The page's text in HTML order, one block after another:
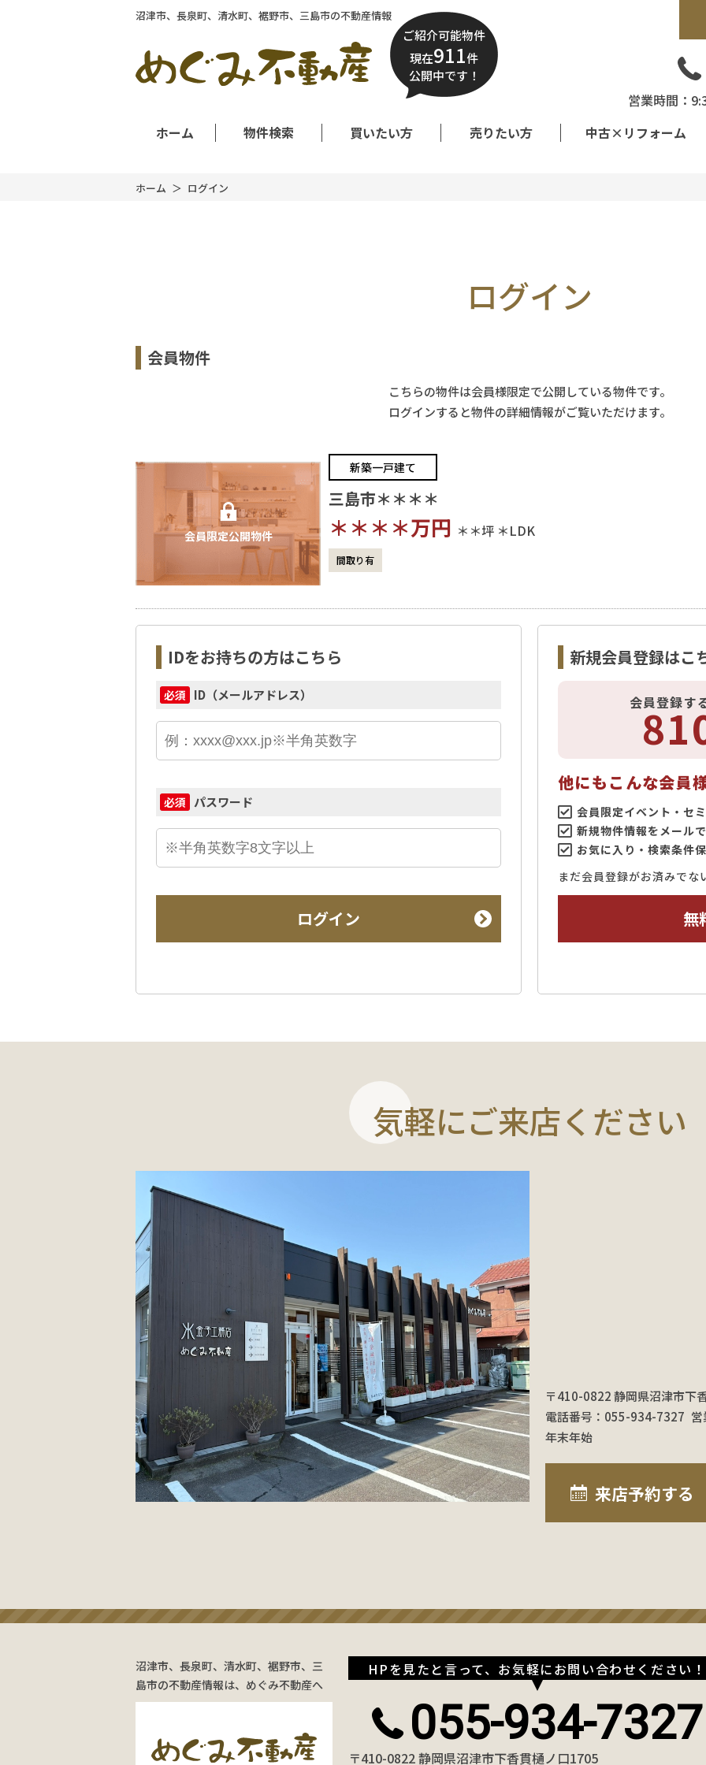
沼津市、長泉町、清水町、裾野市、三島市の不動産情報
ご紹介可能物件
現在911件
公開中です！
営業時間：
ホーム
物件検索 買いたい方 売りたい方 中古×リフォーム
ホーム ログイン
ログイン
会員物件
こちらの物件は会員様限定で公開している物件です。
ログインすると物件の詳細情報がご覧いただけます。
会員限定公開物件
新築一戸建て
三島市＊＊＊＊
＊＊＊＊万円 ＊＊坪 ＊LDK
間取り有
IDをお持ちの方はこちら
必須 ID（メールアドレス）
必須 パスワード
ログイン
新規会員登録はこ
会員登録す
他にもこんな会員
会員限定イベント・セ
新規物件情報をメール
お気に入り・検索条件
まだ会員登録がお済みでな
無
気軽にご来店ください
〒410-0822 静岡県沼津市下
電話番号：055-934-7327
年末年始
来店予約する
沼津市、長泉町、清水町、裾野市、三
島市の不動産情報は、めぐみ不動産へ
HPを見たと言って、お気軽にお問い合わせください！
055-934-7327
〒410-0822 静岡県沼津市下香貫樋ノ口1705